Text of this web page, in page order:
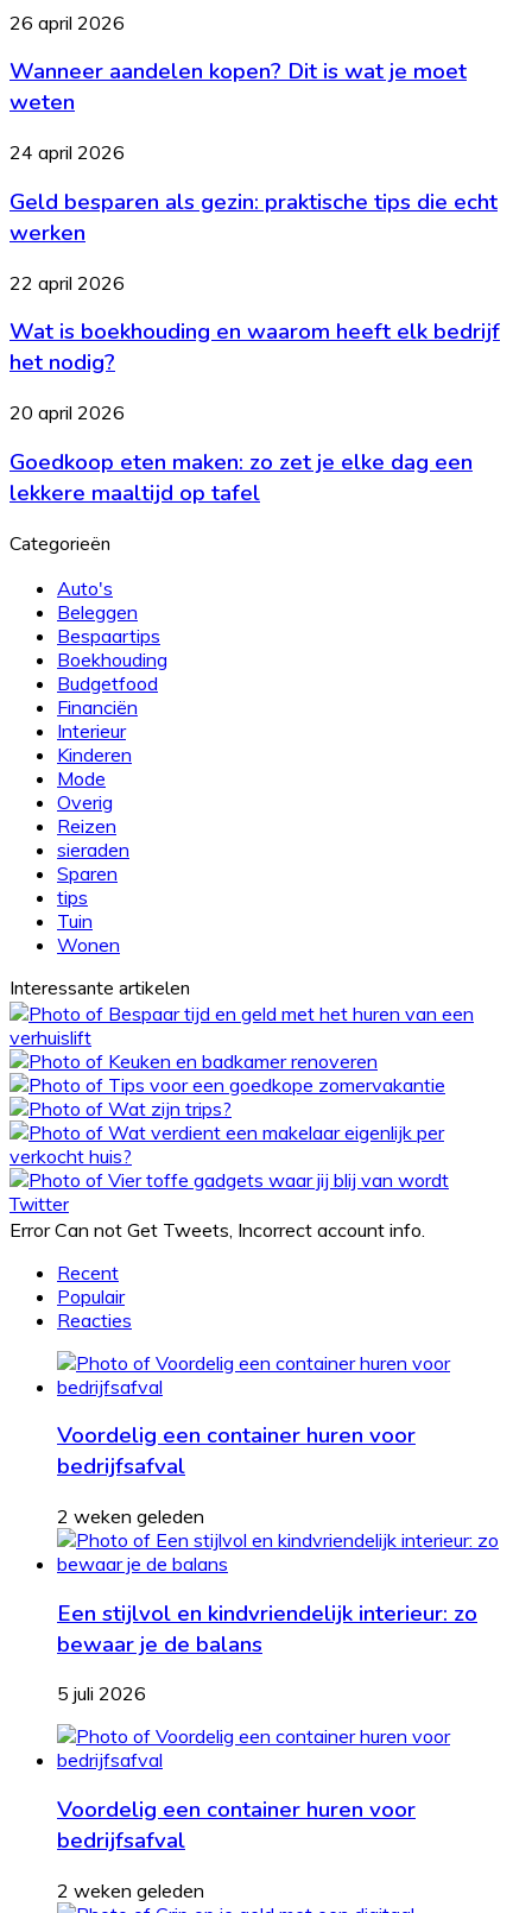
bewaar
je
de
balans
Wanneer
kopen?
is
je
weten
26 april 2026
Wanneer aandelen kopen? Dit is wat je moet
weten
Geld
als
gezin:
praktische
die
echt
werken
24 april 2026
Geld besparen als gezin: praktische tips die echt
werken
Wat
boekhouding
en
waarom
elk
het
nodig?
22 april 2026
Wat is boekhouding en waarom heeft elk bedrijf
het nodig?
Goedkoop
maken:
zo
zet
elke
lekkere
maaltijd
20 april 2026
Goedkoop eten maken: zo zet je elke dag een
lekkere maaltijd op tafel
Categorieën
Auto's
Beleggen
Bespaartips
Boekhouding
Budgetfood
Financiën
Interieur
Kinderen
Mode
Overig
Reizen
sieraden
Sparen
tips
Tuin
Wonen
Interessante artikelen
Twitter
Error Can not Get Tweets, Incorrect account info.
Recent
Populair
Reacties
Voordelig een container huren voor
bedrijfsafval
2 weken geleden
Een stijlvol en kindvriendelijk interieur: zo
bewaar je de balans
5 juli 2026
Voordelig een container huren voor
bedrijfsafval
2 weken geleden